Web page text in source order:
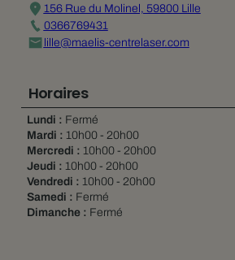
156 Rue du Molinel, 59800 Lille
0366769431
lille@maelis-centrelaser.com
Horaires
Lundi : Fermé
Mardi : 10h00 - 20h00
Mercredi : 10h00 - 20h00
Jeudi : 10h00 - 20h00
Vendredi : 10h00 - 20h00
Samedi : Fermé
Dimanche : Fermé